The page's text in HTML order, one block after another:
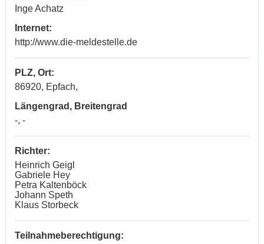
Inge Achatz
Internet:
http://www.die-meldestelle.de
PLZ, Ort:
86920, Epfach,
Längengrad, Breitengrad
-, -
Richter:
Heinrich Geigl
Gabriele Hey
Petra Kaltenböck
Johann Speth
Klaus Storbeck
Teilnahmeberechtigung: